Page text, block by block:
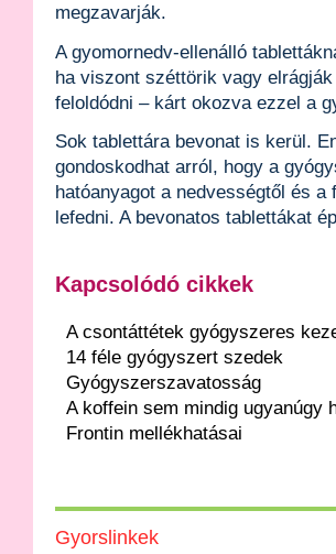
megzavarják.
A gyomornedv-ellenálló
ha viszont széttörik vagy
feloldódni – kárt okozva ezzel a
Sok tablettára bevonat is kerül.
gondoskodhat arról, hogy a
hatóanyagot a nedvességtől és
lefedni. A bevonatos tablettákat
Kapcsolódó cikkek
A csontáttétek gyógyszeres
14 féle gyógyszert szedek
Gyógyszerszavatosság
A koffein sem mindig ugyanúgy
Frontin mellékhatásai
Gyorslinkek